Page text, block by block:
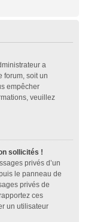
a
forum, soit un
empêcher
veuillez
sollicités !
privés d’un
le panneau de
privés de
ces
un utilisateur